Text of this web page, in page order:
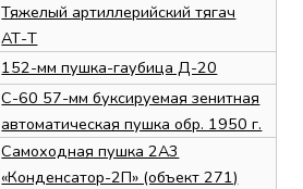
Тяжелый артиллерийский тягач
АТ-Т
152-мм пушка-гаубица Д-20
С-60 57-мм буксируемая зенитная
автоматическая пушка обр. 1950 г.
Самоходная пушка 2А3
«Конденсатор-2П» (объект 271)